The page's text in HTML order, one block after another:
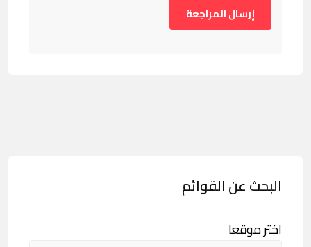
البحث عن القوائم
اختر موقعا